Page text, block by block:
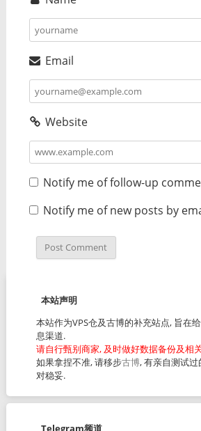
Email
Website
Notify me of follow-up
Notify me of new posts by
本站声明
本站作为VPS仓及古博的补充站点, 旨在
息渠道.
请自行甄别商家, 及时做好数据备份及相
如果拿捏不准, 请移步古博, 有亲自测试
对稳妥.
Telegram频道